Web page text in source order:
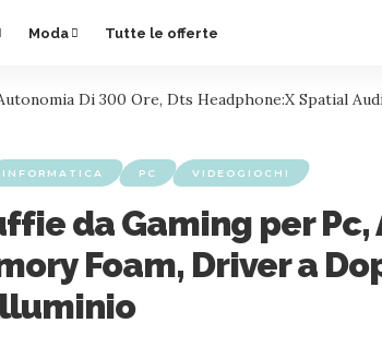
Moda Tutte le offerte
Di 300 Ore, Dts Headphone:X Spatial
INFORMATICA PC VIDEOGIOCHI
da Gaming per Pc,
Foam, Driver a